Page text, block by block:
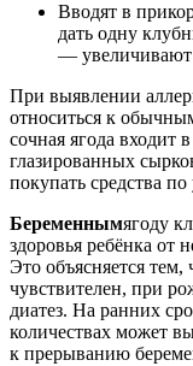
Вводят в
дать одну
— увеличивают
При выявлении
относиться к
сочная ягода входит
глазированных
покупать средства
Беременнымягоду
здоровья ребёнка от
Это объясняется
чувствителен, при
диатез. На ранних
количествах может
к прерыванию